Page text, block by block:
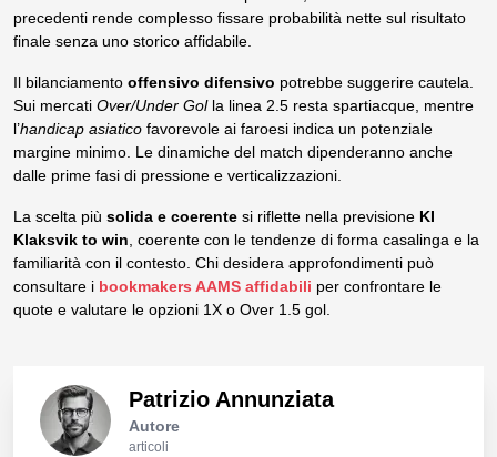
precedenti rende complesso fissare probabilità nette sul risultato
finale senza uno storico affidabile.
Il bilanciamento offensivo difensivo potrebbe suggerire cautela.
Sui mercati Over/Under Golla linea 2.5 resta spartiacque, mentre
l’handicap asiatico favorevole ai faroesi indica un potenziale
margine minimo. Le dinamiche del match dipenderanno anche
dalle prime fasi di pressione e verticalizzazioni.
La scelta più solida e coerente si riflette nella previsione KI
Klaksvik to win, coerente con le tendenze di forma casalinga e la
familiarità con il contesto. Chi desidera approfondimenti può
consultare i bookmakers AAMS affidabili per confrontare le
quote e valutare le opzioni 1X o Over 1.5 gol.
Patrizio Annunziata
Autore
articoli